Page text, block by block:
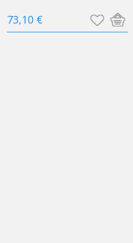
73,10 €